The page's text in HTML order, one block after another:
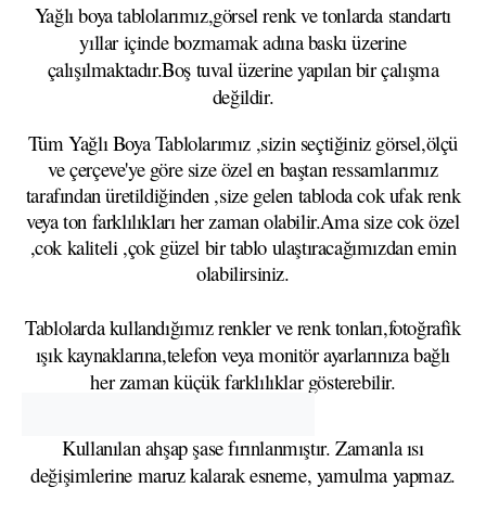
Yağlı boya tablolarımız,görsel renk ve tonlarda standartı
yıllar içinde bozmamak adına baskı üzerine
çalışılmaktadır.Boş tuval üzerine yapılan bir çalışma
değildir.
Tüm Yağlı Boya Tablolarımız ,sizin seçtiğiniz görsel,ölçü
ve çerçeve'ye göre size özel en baştan ressamlarımız
tarafından üretildiğinden ,size gelen tabloda cok ufak renk
veya ton farklılıkları her zaman olabilir.Ama size cok özel
,cok kaliteli ,çok güzel bir tablo ulaştıracağımızdan emin
olabilirsiniz.
Tablolarda kullandığımız renkler ve renk tonları,fotoğrafik
ışık kaynaklarına,telefon veya monitör ayarlarınıza bağlı
her zaman küçük farklılıklar gösterebilir.
Kullanılan ahşap şase fırınlanmıştır. Zamanla ısı
değişimlerine maruz kalarak esneme, yamulma yapmaz.